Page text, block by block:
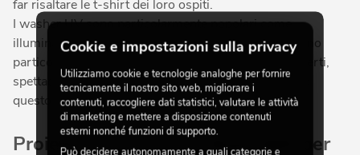
far risaltare le t-shirt dei loro ospiti.
I washer UV sono particolarmente popolari come
illuminazione per feste a tema, in cui invitati indossano
particolari indumenti per l'occasione. Anche in concerti,
spettacoli di magia e eventi simili, gli artisti sfruttano
questo effetto per i loro elaborati show.
Proiettori a luce nera disponibili per
Cookie e impostazioni sulla privacy
Utilizziamo cookie e tecnologie analoghe per fornire
tecnicamente il nostro sito web, migliorare i
contenuti, raccogliere dati statistici, valutare le attività
di marketing e mettere a disposizione contenuti
esterni nonché funzioni di supporto.
Può decidere autonomamente a quali categorie e